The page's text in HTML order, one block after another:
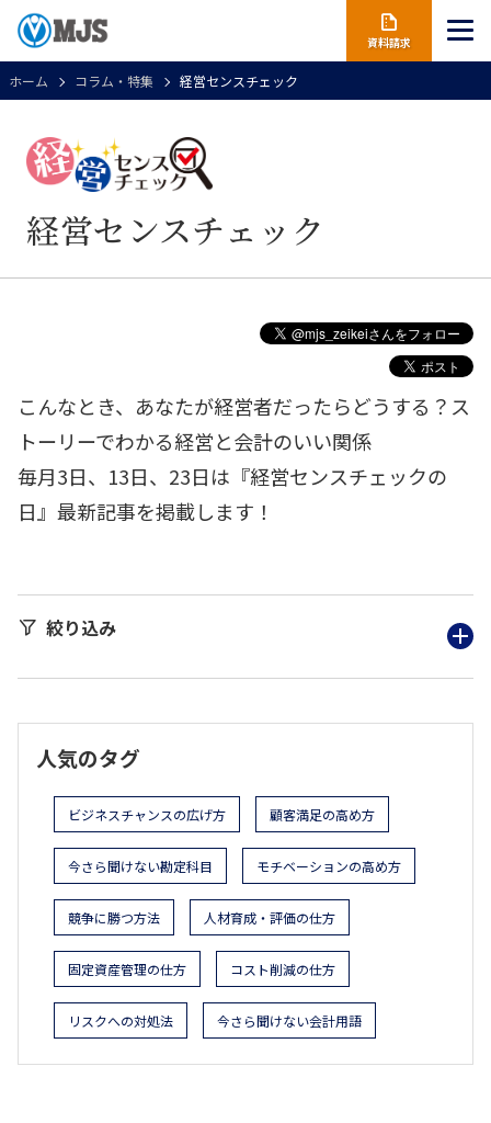
資料請求
ホーム コラム・特集 経営センスチェック
経営センスチェック
こんなとき、あなたが経営者だったらどうする？ス
トーリーでわかる経営と会計のいい関係
毎月3日、13日、23日は『経営センスチェックの
日』最新記事を掲載します！
絞り込み
人気のタグ
ビジネスチャンスの広げ方 顧客満足の高め方
今さら聞けない勘定科目 モチベーションの高め方
競争に勝つ方法 人材育成・評価の仕方
固定資産管理の仕方 コスト削減の仕方
リスクへの対処法 今さら聞けない会計用語